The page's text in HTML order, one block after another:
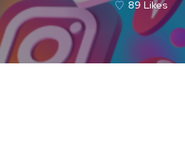
89 Likes